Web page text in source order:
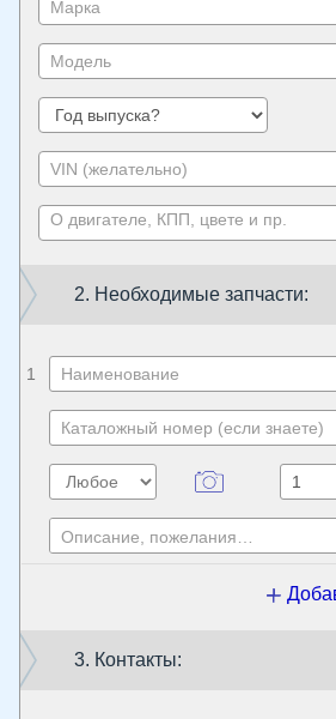
2. Необходимые запчасти:
1
3. Контакты: